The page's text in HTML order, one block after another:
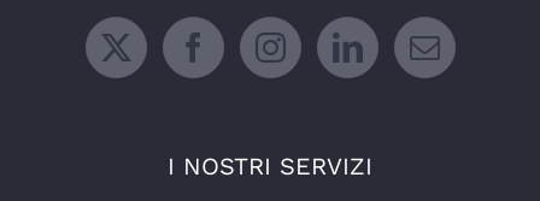
I NOSTRI SERVIZI